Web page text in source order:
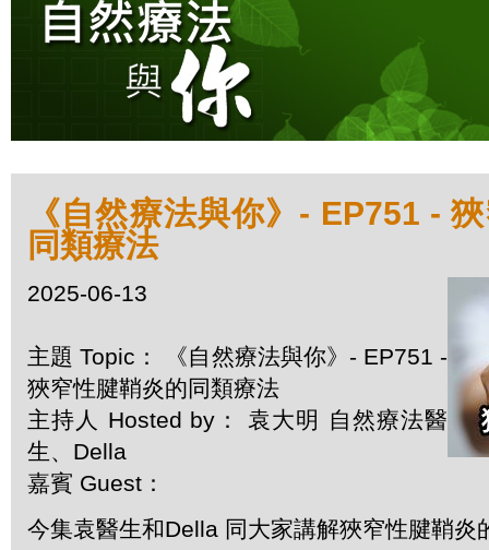
《自然療法與你》- EP751 -
同類療法
2025-06-13
主題 Topic： 《自然療法與你》- EP751 -
狹窄性腱鞘炎的同類療法
主持人 Hosted by： 袁大明 自然療法醫
生、Della
嘉賓 Guest：
今集袁醫生和Della 同大家講解狹窄性腱鞘炎